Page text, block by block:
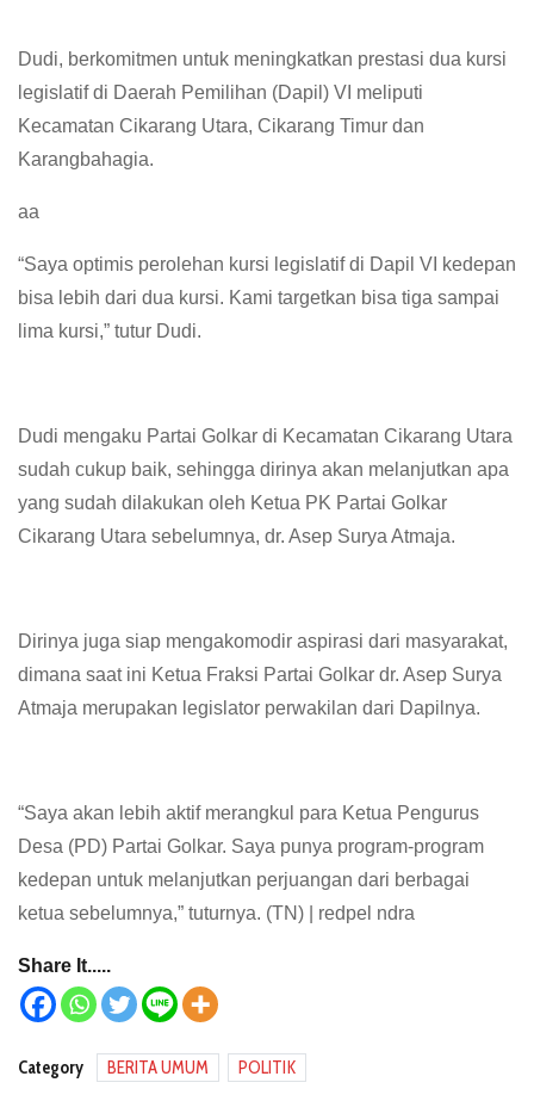
Dudi, berkomitmen untuk meningkatkan prestasi dua kursi
legislatif di Daerah Pemilihan (Dapil) VI meliputi
Kecamatan Cikarang Utara, Cikarang Timur dan
Karangbahagia.
aa
“Saya optimis perolehan kursi legislatif di Dapil VI kedepan
bisa lebih dari dua kursi. Kami targetkan bisa tiga sampai
lima kursi,” tutur Dudi.
Dudi mengaku Partai Golkar di Kecamatan Cikarang Utara
sudah cukup baik, sehingga dirinya akan melanjutkan apa
yang sudah dilakukan oleh Ketua PK Partai Golkar
Cikarang Utara sebelumnya, dr. Asep Surya Atmaja.
Dirinya juga siap mengakomodir aspirasi dari masyarakat,
dimana saat ini Ketua Fraksi Partai Golkar dr. Asep Surya
Atmaja merupakan legislator perwakilan dari Dapilnya.
“Saya akan lebih aktif merangkul para Ketua Pengurus
Desa (PD) Partai Golkar. Saya punya program-program
kedepan untuk melanjutkan perjuangan dari berbagai
ketua sebelumnya,” tuturnya. (TN) | redpel ndra
Share It.....
Category BERITA UMUM POLITIK